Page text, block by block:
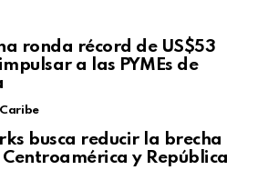
Not Safe For Work
Click to view this post
ronda récord de US$53
a las PYMEs de
busca reducir la brecha
y República